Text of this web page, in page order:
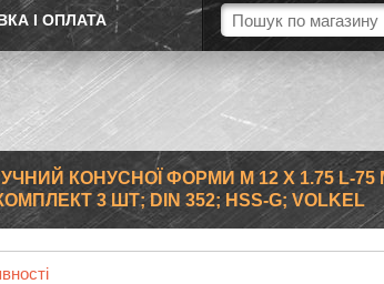
І ОПЛАТА
КОНУСНОЇ ФОРМИ M 12 X 1.75 L-
3 ШТ; DIN 352; HSS-G; VОLKEL